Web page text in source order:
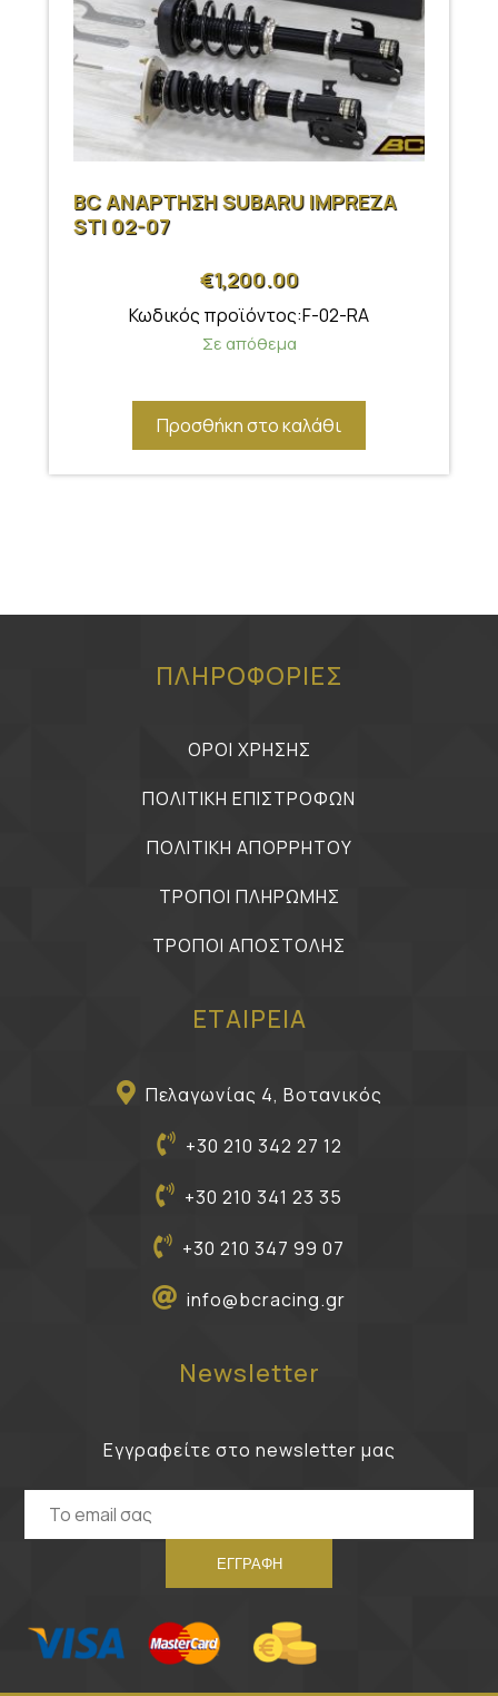
BC ΑΝΑΡΤΗΣΗ SUBARU IMPREZA
STI 02-07
€1,200.00
Κωδικός προϊόντος:F-02-RA
Σε απόθεμα
Προσθήκη στο καλάθι
ΠΛΗΡΟΦΟΡΙΕΣ
ΟΡΟΙ ΧΡΗΣΗΣ
ΠΟΛΙΤΙΚΗ ΕΠΙΣΤΡΟΦΩΝ
ΠΟΛΙΤΙΚΗ ΑΠΟΡΡΗΤΟΥ
ΤΡΟΠΟΙ ΠΛΗΡΩΜΗΣ
ΤΡΟΠΟΙ ΑΠΟΣΤΟΛΗΣ
ΕΤΑΙΡΕΙΑ
Πελαγωνίας 4, Βοτανικός
+30 210 342 27 12
+30 210 341 23 35
+30 210 347 99 07
info@bcracing.gr
Newsletter
Εγγραφείτε στο newsletter μας